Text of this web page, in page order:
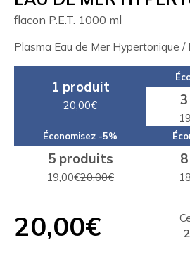
flacon P.E.T. 1000 ml
Plasma Eau de Mer Hypertonique
1 produit
20,00€
Économisez -5%
5 produits
19,00€20,00€
20,00€